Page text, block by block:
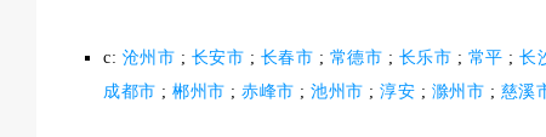
c: 沧州市 ; 长安市 ; 长春市 ; 常德市 ; 长乐市 ; 常平 ; 长
成都市 ; 郴州市 ; 赤峰市 ; 池州市 ; 淳安 ; 滁州市 ; 慈溪